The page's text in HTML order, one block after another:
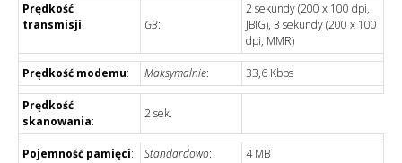
Prędkość
transmisji: G3:
2 sekundy (200 x 100 dpi,
JBIG), 3 sekundy (200 x 100
dpi, MMR)
Prędkość modemu: Maksymalnie: 33,6 Kbps
Prędkość
skanowania:
2 sek.
Pojemność pamięci: Standardowo: 4 MB